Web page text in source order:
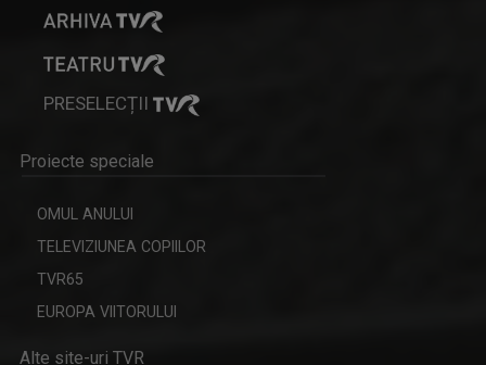
PRESELECȚII
Proiecte speciale
OMUL ANULUI
TELEVIZIUNEA COPIILOR
TVR65
EUROPA VIITORULUI
Alte site-uri TVR